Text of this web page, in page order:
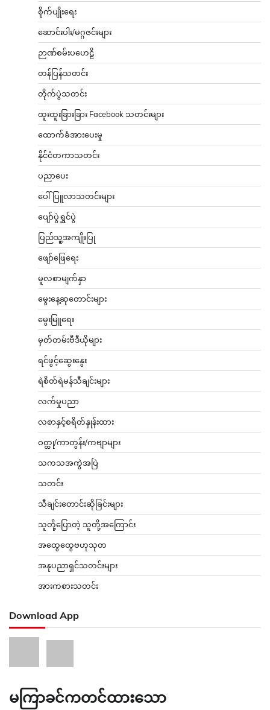
စိုက်ပျိုးရေး
ဆောင်းပါး/မဂ္ဂဇင်းများ
ဉာဏ်စမ်းပဟေဠိ
တန်ပြန်သတင်း
တိုက်ပွဲသတင်း
ထူးထူးခြားခြား Facebook သတင်းများ
ထောက်ခံအားပေးမှု
နိုင်ငံတကာသတင်း
ပညာပေး
ပေါ်ပြူလာသတင်းများ
ပျော်ပွဲရွှင်ပွဲ
ပြည်သူ့အကျိုးပြု
ဖျော်ဖြေရေး
မူလစာမျက်နှာ
မွေးနေ့ဆုတောင်းများ
မွေးမြူရေး
မှတ်တမ်းဗီဒီယိုများ
ရင်ဖွင့်ဆွေးနွေး
ရဲစိတ်ရဲမန်သီချင်းများ
လက်မှုပညာ
လစာနှင့်စရိတ်နှုန်းထား
ဝတ္ထု/ကာတွန်း/ကဗျာများ
သကသအကွဲအပြဲ
သတင်း
သီချင်းတောင်းဆိုခြင်းများ
သူတို့ပြောတဲ့ သူတို့အကြောင်း
အထွေထွေဗဟုသုတ
အနုပညာရှင်သတင်းများ
အားကစားသတင်း
Download App
မကြာခင်ကတင်ထားသော